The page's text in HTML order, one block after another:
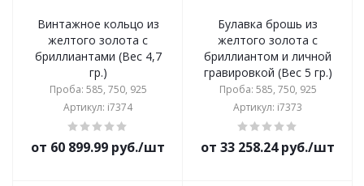
Винтажное кольцо из
желтого золота с
бриллиантами (Вес 4,7
гр.)
Проба: 585, 750, 925
Артикул: i7374
от 60 899.99 руб./шт
Булавка брошь из
желтого золота с
бриллиантом и личной
гравировкой (Вес 5 гр.)
Проба: 585, 750, 925
Артикул: i7373
от 33 258.24 руб./шт